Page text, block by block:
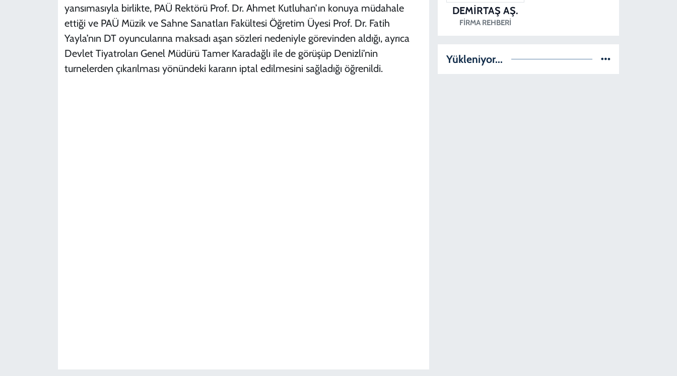
yansımasıyla birlikte, PAÜ Rektörü Prof. Dr. Ahmet Kutluhan’ın konuya müdahale
ettiği ve PAÜ Müzik ve Sahne Sanatları Fakültesi Öğretim Üyesi Prof. Dr. Fatih
Yayla’nın DT oyuncularına maksadı aşan sözleri nedeniyle görevinden aldığı, ayrıca
Devlet Tiyatroları Genel Müdürü Tamer Karadağlı ile de görüşüp Denizli’nin
turnelerden çıkarılması yönündeki kararın iptal edilmesini sağladığı öğrenildi.
DEMİRTAŞ AŞ.
FIRMA REHBERI
Yükleniyor...